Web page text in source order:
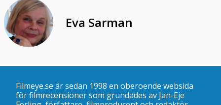
Eva Sarman
Filmeye.se är sedan 1998 en oberoende websida
för filmrecensioner som grundades av Jan-Eje